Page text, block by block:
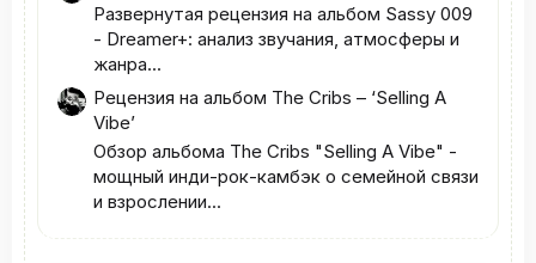
Развернутая рецензия на альбом Sassy 009
- Dreamer+: анализ звучания, атмосферы и
жанра...
Рецензия на альбом The Cribs – ‘Selling A
Vibe’
Обзор альбома The Cribs "Selling A Vibe" -
мощный инди‑рок‑камбэк о семейной связи
и взрослении...